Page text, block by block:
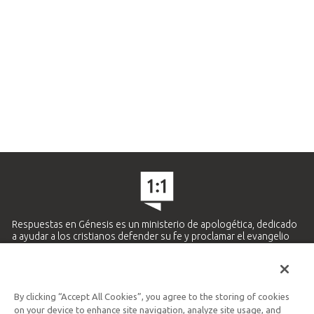
Respuestas en Génesis es un ministerio de apologética, dedicado
a ayudar a los cristianos defender su fe y proclamar el evangelio
Ministerio Hispano y Latinoamericano
By clicking “Accept All Cookies”, you agree to the storing of cookies
on your device to enhance site navigation, analyze site usage, and